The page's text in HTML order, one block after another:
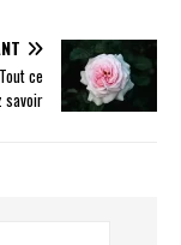
ce
savoir